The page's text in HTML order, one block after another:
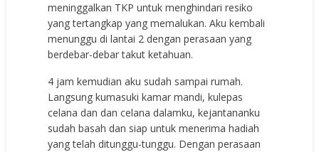
meninggalkan TKP untuk menghindari resiko
yang tertangkap yang memalukan. Aku kembali
menunggu di lantai 2 dengan perasaan yang
berdebar-debar takut ketahuan.
4 jam kemudian aku sudah sampai rumah.
Langsung kumasuki kamar mandi, kulepas
celana dan dan celana dalamku, kejantananku
sudah basah dan siap untuk menerima hadiah
yang telah ditunggu-tunggu. Dengan perasaan